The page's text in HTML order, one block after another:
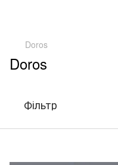
Doros
Doros
Фільтр